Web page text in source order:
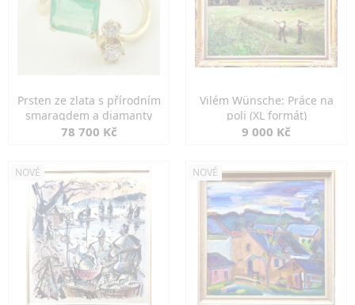
Prsten ze zlata s přírodním
smaragdem a diamanty
78 700 Kč
Vilém Wünsche: Práce na
poli (XL formát)
9 000 Kč
NOVÉ NOVÉ